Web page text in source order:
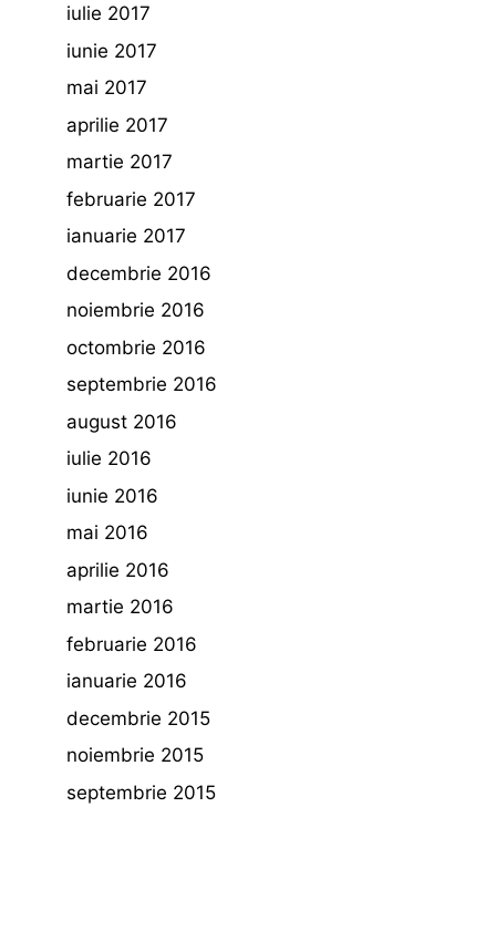
iulie 2017
iunie 2017
mai 2017
aprilie 2017
martie 2017
februarie 2017
ianuarie 2017
decembrie 2016
noiembrie 2016
octombrie 2016
septembrie 2016
august 2016
iulie 2016
iunie 2016
mai 2016
aprilie 2016
martie 2016
februarie 2016
ianuarie 2016
decembrie 2015
noiembrie 2015
septembrie 2015